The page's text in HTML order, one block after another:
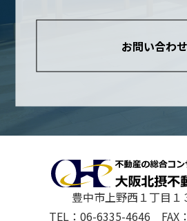
お問い合わせ
豊中市上野西１丁目１
TEL：06-6335-4646 FAX